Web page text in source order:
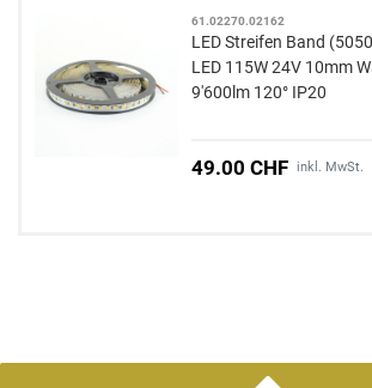
61.02270.02162
LED Streifen Band
LED 115W 24V 10mm
9'600lm 120° IP20
49.00 CHF inkl. MwSt.